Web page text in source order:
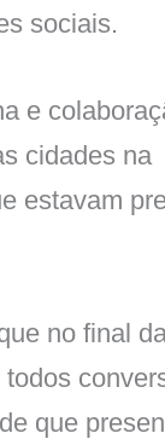
sociais.
e
cidades na
estavam
no final
que